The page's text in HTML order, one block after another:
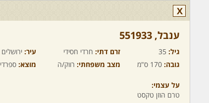
X
ענבל,‏ 551933
גיל: 35 זרם דתי: חרדי חסידי עיר: ירושלים
גובה: 170 ס"מ מצב משפחתי: רווק/ה מוצא: ספרדי
על עצמי:
טרם הוזן טקסט